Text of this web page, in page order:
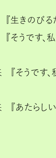
生きのびる
うです、私
そうです、
あたらしい